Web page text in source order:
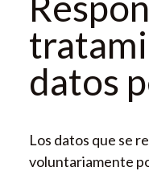
datos
Los datos que se
voluntariamente